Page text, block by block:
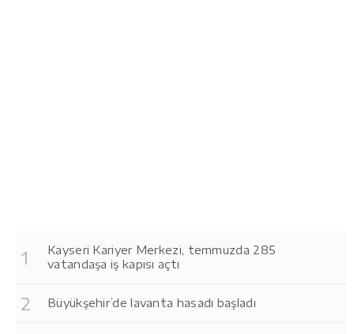
Kayseri Kariyer Merkezi, temmuzda 285
vatandaşa iş kapısı açtı
Büyükşehir’de lavanta hasadı başladı